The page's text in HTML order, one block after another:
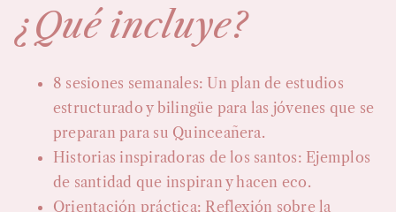
¿Qué incluye?
8 sesiones semanales: Un plan de estudios
estructurado y bilingüe para las jóvenes que se
preparan para su Quinceañera.
Historias inspiradoras de los santos: Ejemplos
de santidad que inspiran y hacen eco.
Orientación práctica: Reflexión sobre la